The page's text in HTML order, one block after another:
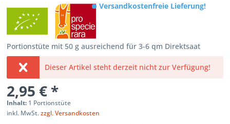
Portionstüte mit 50 g ausreichend für 3-6 qm Direktsaat
Dieser Artikel steht derzeit nicht zur Verfügung!
2,95 € *
Inhalt: 1 Portionstüte
inkl. MwSt.zzgl. Versandkosten
Versandkostenfreie Lieferung!